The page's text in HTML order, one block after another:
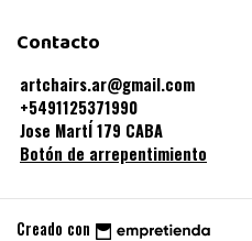
Contacto
artchairs.ar@gmail.com
+5491125371990
Jose MartÍ 179 CABA
Botón de arrepentimiento
Creado con